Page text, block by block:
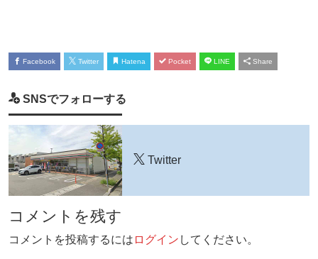
Facebook Twitter Hatena Pocket LINE Share
SNSでフォローする
Twitter
コメントを残す
コメントを投稿するには ログイン してください。